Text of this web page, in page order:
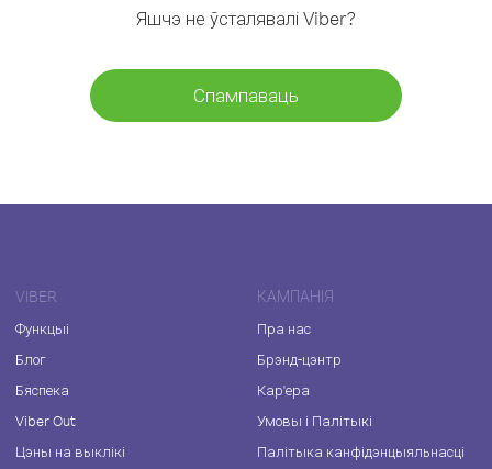
Яшчэ не ўсталявалі Viber?
Спампаваць
VIBER
Функцыі
Блог
Бяспека
Viber Out
Цэны на выклікі
КАМПАНІЯ
Пра нас
Брэнд-цэнтр
Кар'ера
Умовы і Палітыкі
Палітыка канфідэнцыяльнасці